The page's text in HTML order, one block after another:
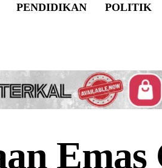
PENDIDIKAN POLITIK
Emas